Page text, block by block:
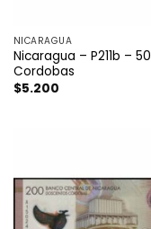
NICARAGUA
Nicaragua – P211b – 50
Cordobas
$5.200